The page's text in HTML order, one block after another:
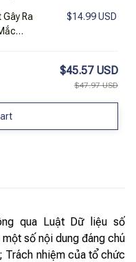
Ra
$14.99 USD
$45.57 USD
$47.97 USD
qua Luật Dữ liệu số
số nội dung đáng chú
Trách nhiệm của tổ chức